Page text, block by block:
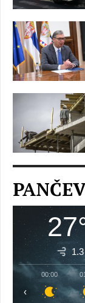
00:00
‹